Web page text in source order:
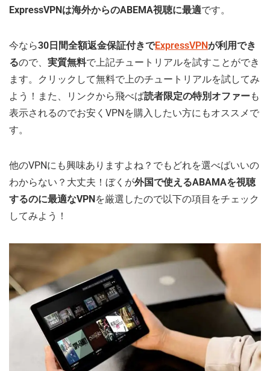
ExpressVPNは海外からのABEMA視聴に最適です。
今なら30日間全額返金保証付きでExpressVPNが利用でき
るので、 実質無料で上記チュートリアルを試すことができ
ます。クリックして無料で上のチュートリアルを試してみ
よう！また、リンクから飛べば読者限定の特別オファーも
表示されるのでお安くVPNを購入したい方にもオススメで
す。
他のVPNにも興味ありますよね？でもどれを選べばいいの
わからない？大丈夫！ぼくが外国で使えるABAMAを視聴
するのに最適なVPN を厳選したので以下の項目をチェック
してみよう！